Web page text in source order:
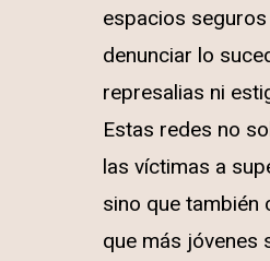
espacios
denunciar lo
represalias ni
Estas redes no
las víctimas a
sino que también
que más jóvenes